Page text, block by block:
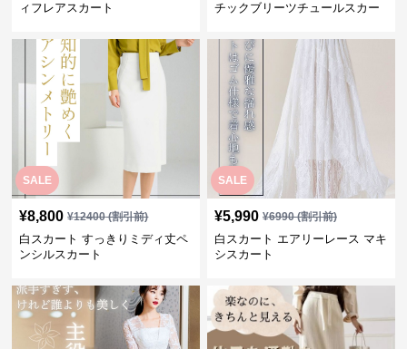
ィフレアスカート
チックブリーツチュールスカー
SALE
¥8,800 ¥12400(割引前)
白スカート すっきりミディ丈ペ
ンシルスカート
SALE
¥5,990 ¥6990(割引前)
白スカート エアリーレース マキ
シスカート